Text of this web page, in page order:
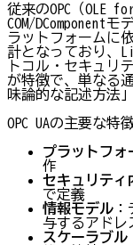
従来のOPC（OLE
COM/DComponent
ラットフォームに
計となっており、
トコル・セキュリ
が特徴で、単なる
味論的な記述方法
OPC UAの主要な特
プラットフォ
作
セキュリティ
で定義
情報モデル
与するアドレ
スケーラブル